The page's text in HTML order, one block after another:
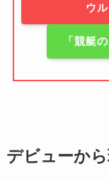
ウ
「競艇
デビューか